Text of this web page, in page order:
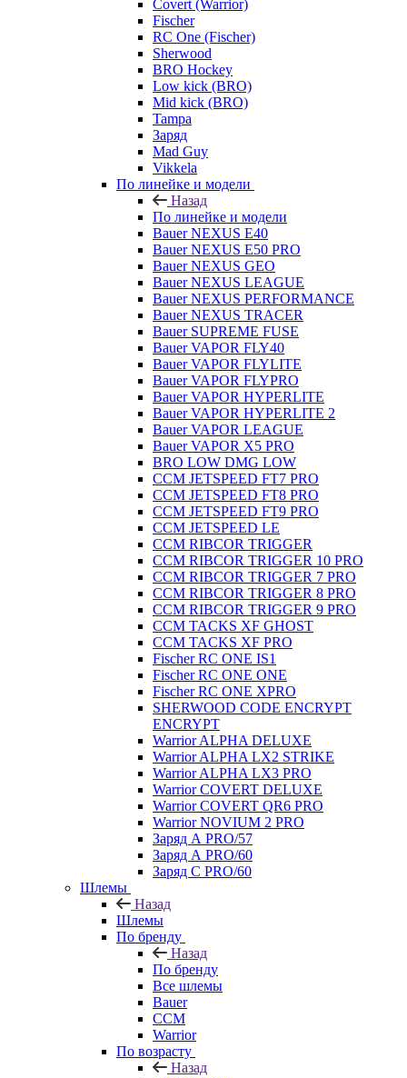
Covert (Warrior)
Fischer
RC One (Fischer)
Sherwood
BRO Hockey
Low kick (BRO)
Mid kick (BRO)
Tampa
Заряд
Mad Guy
Vikkela
По линейке и модели
Назад
По линейке и модели
Bauer NEXUS E40
Bauer NEXUS E50 PRO
Bauer NEXUS GEO
Bauer NEXUS LEAGUE
Bauer NEXUS PERFORMANCE
Bauer NEXUS TRACER
Bauer SUPREME FUSE
Bauer VAPOR FLY40
Bauer VAPOR FLYLITE
Bauer VAPOR FLYPRO
Bauer VAPOR HYPERLITE
Bauer VAPOR HYPERLITE 2
Bauer VAPOR LEAGUE
Bauer VAPOR X5 PRO
BRO LOW DMG LOW
CCM JETSPEED FT7 PRO
CCM JETSPEED FT8 PRO
CCM JETSPEED FT9 PRO
CCM JETSPEED LE
CCM RIBCOR TRIGGER
CCM RIBCOR TRIGGER 10 PRO
CCM RIBCOR TRIGGER 7 PRO
CCM RIBCOR TRIGGER 8 PRO
CCM RIBCOR TRIGGER 9 PRO
CCM TACKS XF GHOST
CCM TACKS XF PRO
Fischer RC ONE IS1
Fischer RC ONE ONE
Fischer RC ONE XPRO
SHERWOOD CODE ENCRYPT
ENCRYPT
Warrior ALPHA DELUXE
Warrior ALPHA LX2 STRIKE
Warrior ALPHA LX3 PRO
Warrior COVERT DELUXE
Warrior COVERT QR6 PRO
Warrior NOVIUM 2 PRO
Заряд А PRO/57
Заряд А PRO/60
Заряд С PRO/60
Шлемы
Назад
Шлемы
По бренду
Назад
По бренду
Все шлемы
Bauer
CCM
Warrior
По возрасту
Назад